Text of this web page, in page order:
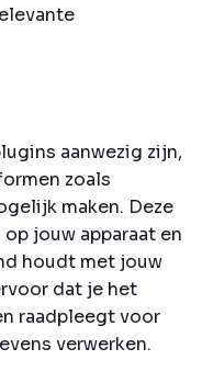
aanwezig zijn,
zoals
maken. Deze
jouw apparaat en
houdt met jouw
dat je het
raadpleegt voor
verwerken.